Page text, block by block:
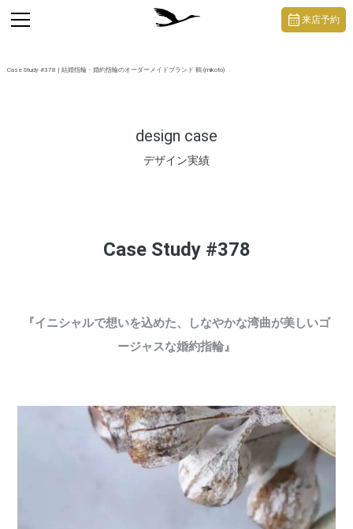
Case Study #378 | 結婚指輪・婚約指輪のオーダーメイドブランド 鶴 (mikoto)
design case
デザイン実績
toggle
navigation
来店予約
Case Study #378
『イニシャルで想いを込めた、しなやかな湾曲が美しいゴ
ージャスな婚約指輪』